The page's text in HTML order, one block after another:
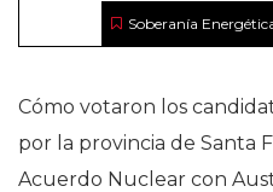
Soberanía
Cómo votaron los
por la provincia de Santa
Acuerdo Nuclear con